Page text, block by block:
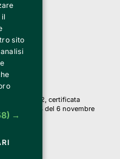
(MI)
Belive 6.2, certificata
445474 del 6 novembre
sito
→